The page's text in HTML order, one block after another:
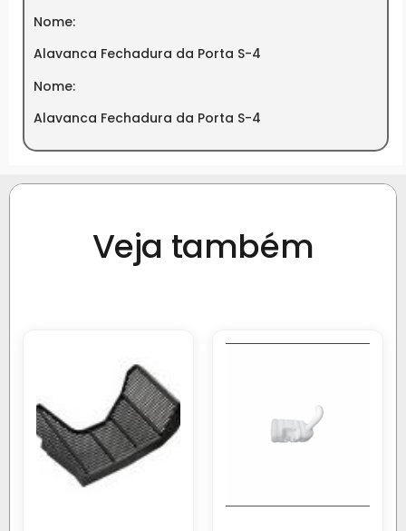
Nome:
Alavanca Fechadura da Porta S-4
Nome:
Alavanca Fechadura da Porta S-4
Veja também